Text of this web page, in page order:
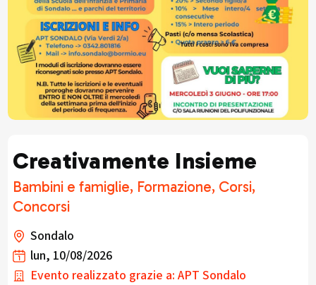
Creativamente Insieme
Bambini e famiglie, Formazione, Corsi,
Concorsi
Sondalo
lun, 10/08/2026
Evento realizzato grazie a: APT Sondalo